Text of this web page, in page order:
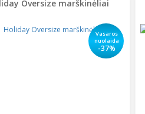
Oversize marškinėliai
Vasaros
nuolaida
-37%